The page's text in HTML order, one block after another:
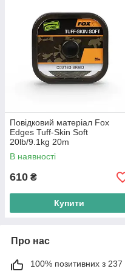
Повідковий матеріал Fox
Edges Tuff-Skin Soft
20lb/9.1kg 20m
В наявності
610 ₴
Купити
Про нас
100% позитивних з 237